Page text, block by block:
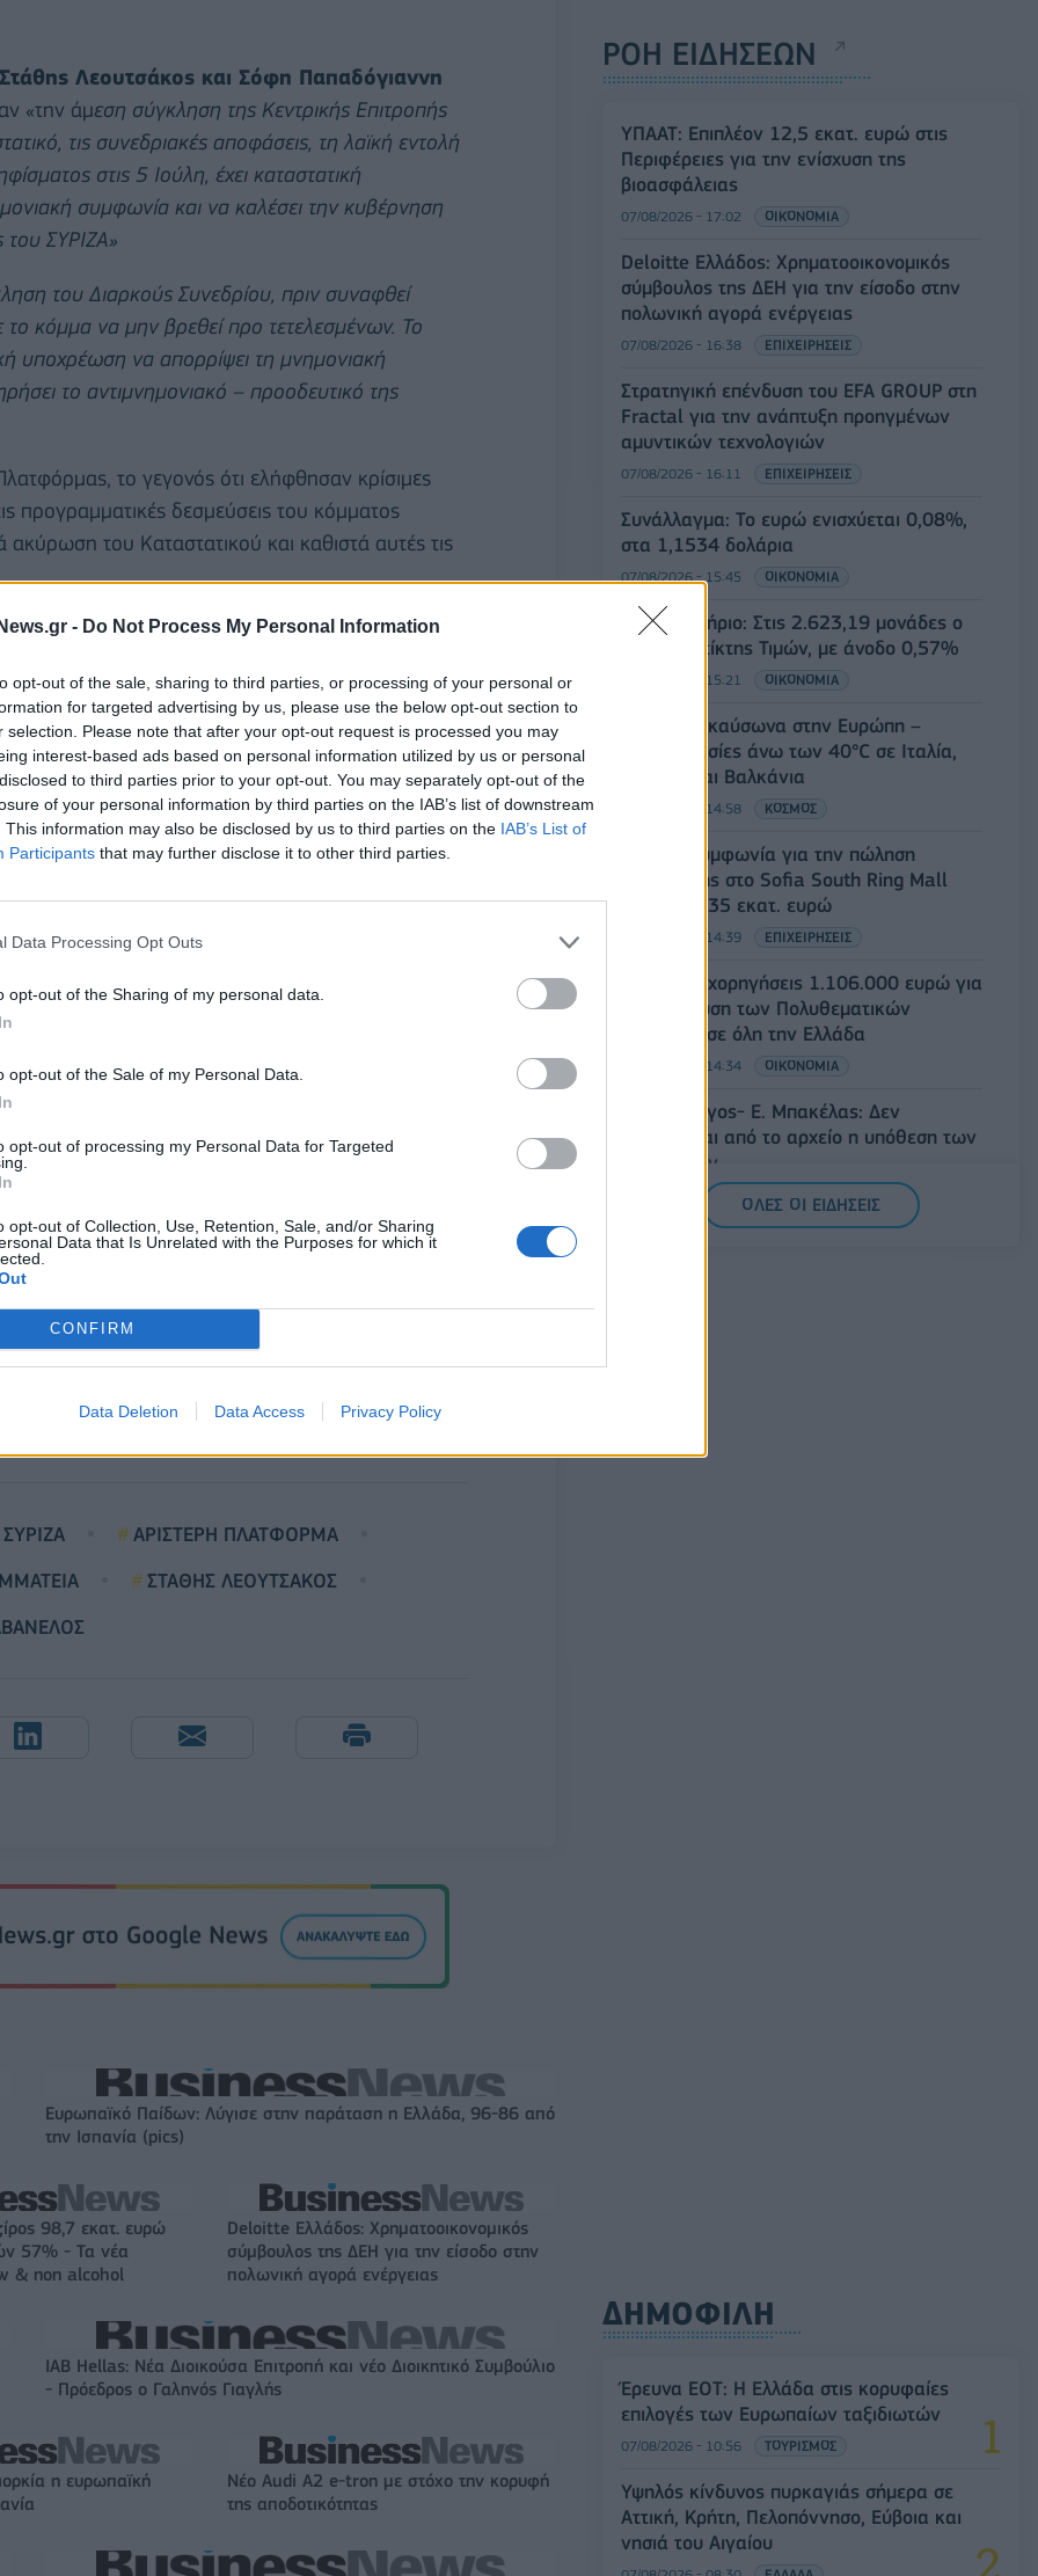
- Do Not Process My Personal Information
opt-out of the sale, sharing to third parties, or processing of your personal or
for targeted advertising by us, please use the below opt-out section to
selection. Please note that after your opt-out request is processed you may
interest-based ads based on personal information utilized by us or personal
to third parties prior to your opt-out. You may separately opt-out of the
of your personal information by third parties on the IAB’s list of downstream
This information may also be disclosed by us to third parties on the IAB’s List of
Participants that may further disclose it to other third parties.
Data Processing Opt Outs
opt-out of the Sharing of my personal data.
opt-out of the Sale of my Personal Data.
opt-out of processing my Personal Data for Targeted
opt-out of Collection, Use, Retention, Sale, and/or Sharing
Data that Is Unrelated with the Purposes for which it
CONFIRM
Data Deletion Data Access Privacy Policy
Λεουτσάκος και Σόφη Παπαδόγιαννη
«την άμεση σύγκληση της Κεντρικής Επιτροπής
τις συνεδριακές αποφάσεις, τη λαϊκή εντολή
στις 5 Ιούλη, έχει καταστατική
συμφωνία και να καλέσει την κυβέρνηση
του ΣΥΡΙΖΑ»
του Διαρκούς Συνεδρίου, πριν συναφθεί
κόμμα να μην βρεθεί προ τετελεσμένων. Το
υποχρέωση να απορρίψει τη μνημονιακή
το αντιμνημονιακό – προοδευτικό της
το γεγονός ότι ελήφθησαν κρίσιμες
προγραμματικές δεσμεύσεις του κόμματος
του Καταστατικού και καθιστά αυτές τις
στο κόμμα, η εφαρμογή των
λαϊκής εξουσιοδότησης και εντολής που μας
5ης Ιούλη αποτελούν απαραβίαστες αρχές για
υποχρέωση και θεμελιώδη βάση της ενότητάς
διαδικασιών, όπως ενός έκτακτου
μόνο ως απόπειρα να επικυρώσουν εκ των
οποία μάλιστα παραβιάζουν τη λαϊκή εντολή.
σημειώνουμε ότι θα είναι
μεγάλο «ΟΧΙ» στο λαϊκό δημοψήφισμα , το κόμμα
τώρα από τα μέλη του να εγκρίνουν το ΝΑΙ
δεν υπάρχει άλλος δημοκρατικός και
αντιμνημονιακές ρίζες του
ΣΥΡΙΖΑ
ΑΡΙΣΤΕΡΗ ΠΛΑΤΦΟΡΜΑ
ΣΤΑΘΗΣ ΛΕΟΥΤΣΑΚΟΣ
Ευρωπαϊκό Παίδων: Λύγισε στην παράταση η Ελλάδα, 96-86 από
την Ισπανία (pics)
98,7 εκατ. ευρώ
57% - Τα νέα
& non alcohol
Deloitte Ελλάδος: Χρηματοοικονομικός
σύμβουλος της ΔΕΗ για την είσοδο στην
πολωνική αγορά ενέργειας
IAB Hellas: Νέα Διοικούσα Επιτροπή και νέο Διοικητικό Συμβούλιο
- Πρόεδρος ο Γαληνός Γιαγλής
η ευρωπαϊκή
Νέο Audi A2 e-tron με στόχο την κορυφή
της αποδοτικότητας
ΡΟΗ ΕΙΔΗΣΕΩΝ
ΥΠΑΑΤ: Επιπλέον 12,5 εκατ. ευρώ στις
Περιφέρειες για την ενίσχυση της
βιοασφάλειας
07/08/2026 - 17:02 ΟΙΚΟΝΟΜΙΑ
Deloitte Ελλάδος: Χρηματοοικονομικός
σύμβουλος της ΔΕΗ για την είσοδο στην
πολωνική αγορά ενέργειας
07/08/2026 - 16:38 ΕΠΙΧΕΙΡΗΣΕΙΣ
Στρατηγική επένδυση του EFA GROUP στη
Fractal για την ανάπτυξη προηγμένων
αμυντικών τεχνολογιών
07/08/2026 - 16:11 ΕΠΙΧΕΙΡΗΣΕΙΣ
Συνάλλαγμα: Το ευρώ ενισχύεται 0,08%,
στα 1,1534 δολάρια
07/08/2026 - 15:45 ΟΙΚΟΝΟΜΙΑ
Χρηματιστήριο: Στις 2.623,19 μονάδες ο
Γενικός Δείκτης Τιμών, με άνοδο 0,57%
07/08/2026 - 15:21 ΟΙΚΟΝΟΜΙΑ
Νέο κύμα καύσωνα στην Ευρώπη –
Θερμοκρασίες άνω των 40°C σε Ιταλία,
Ισπανία και Βαλκάνια
07/08/2026 - 14:58 ΚΟΣΜΟΣ
Fourlis: Συμφωνία για την πώληση
συμμετοχής στο Sofia South Ring Mall
έναντι 49,35 εκατ. ευρώ
07/08/2026 - 14:39 ΕΠΙΧΕΙΡΗΣΕΙΣ
ΥΠΠΟ: Επιχορηγήσεις 1.106.000 ευρώ για
την ενίσχυση των Πολυθεματικών
Φεστιβάλ σε όλη την Ελλάδα
07/08/2026 - 14:34 ΟΙΚΟΝΟΜΙΑ
Άρειος Πάγος- Ε. Μπακέλας: Δεν
ανασύρεται από το αρχείο η υπόθεση των
υποκλοπών
07/08/2026 - 14:11 ΕΛΛΑΔΑ
ΟΛΕΣ ΟΙ ΕΙΔΗΣΕΙΣ
ΔΗΜΟΦΙΛΗ
Έρευνα ΕΟΤ: Η Ελλάδα στις κορυφαίες
επιλογές των Ευρωπαίων ταξιδιωτών
07/08/2026 - 10:56 ΤΟΥΡΙΣΜΟΣ
Υψηλός κίνδυνος πυρκαγιάς σήμερα σε
Αττική, Κρήτη, Πελοπόννησο, Εύβοια και
νησιά του Αιγαίου